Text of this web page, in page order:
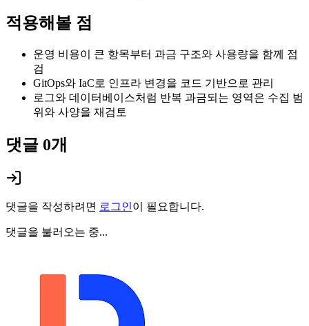
적용해볼 점
운영 비용이 큰 항목부터 과금 구조와 사용량을 함께 점
검
GitOps와 IaC로 인프라 변경을 코드 기반으로 관리
로그와 데이터베이스처럼 반복 과금되는 영역은 수집 범
위와 사양을 재검토
댓글 0개
댓글을 작성하려면 로그인이 필요합니다.
댓글을 불러오는 중...